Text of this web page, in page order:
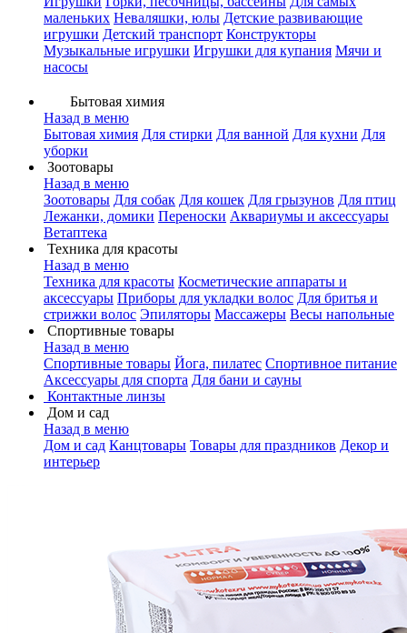
маленьких Неваляшки, юлы Детские развивающие
игрушки Детский транспорт Конструкторы
Музыкальные игрушки Игрушки для купания Мячи и
насосы
Бытовая химия
Назад в меню
Бытовая химия Для стирки Для ванной Для кухни Для
уборки
Зоотовары
Назад в меню
Зоотовары Для собак Для кошек Для грызунов Для птиц
Лежанки, домики Переноски Аквариумы и аксессуары
Ветаптека
Техника для красоты
Назад в меню
Техника для красоты Косметические аппараты и
аксессуары Приборы для укладки волос Для бритья и
стрижки волос Эпиляторы Массажеры Весы напольные
Спортивные товары
Назад в меню
Спортивные товары Йога, пилатес Спортивное питание
Аксессуары для спорта Для бани и сауны
Контактные линзы
Дом и сад
Назад в меню
Дом и сад Канцтовары Товары для праздников Декор и
интерьер